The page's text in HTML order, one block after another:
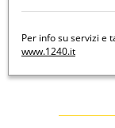
Per info su servizi e
www.1240.it